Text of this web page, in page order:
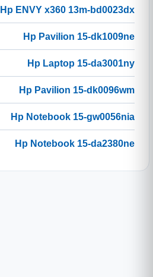
Hp ENVY x360 13m-bd0023dx
Hp Pavilion 15-dk1009ne
Hp Laptop 15-da3001ny
Hp Pavilion 15-dk0096wm
Hp Notebook 15-gw0056nia
Hp Notebook 15-da2380ne